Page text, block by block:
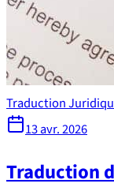
Traduction
13 avr. 2026
Traduction